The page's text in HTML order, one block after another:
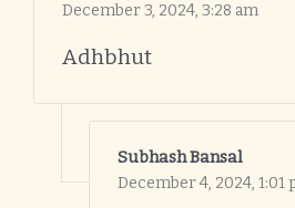
December 3, 2024, 3:28 am
Adhbhut
Subhash Bansal
December 4, 2024, 1:01